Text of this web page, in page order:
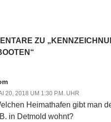
ZU
20, 2018 UM 1:30 P.M. UHR
Heimathafen gibt man
in Detmold wohnt?